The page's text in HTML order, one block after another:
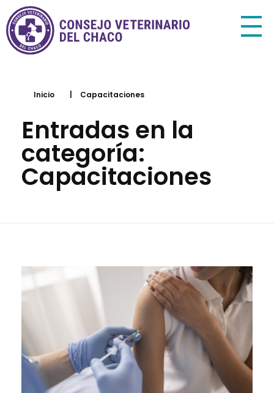
Inicio Capacitaciones
Entradas en la
categoría:
Capacitaciones